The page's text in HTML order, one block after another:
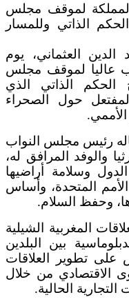
لموقف مجلس
الذاتي وللمسار
العثماني، يوم
عاليا لموقف مجلس
الحكم الذاتي الذي
حول الصحراء
رئيس مجلس النواب
والوفد المرافق له،
وسلامة أراضيها
المتحدة، وأساس
وحفظ السلام.
المغربية الشيلية
بين البلدين
على تطوير العلاقات
الاقتصادي من خلال
الحالية.